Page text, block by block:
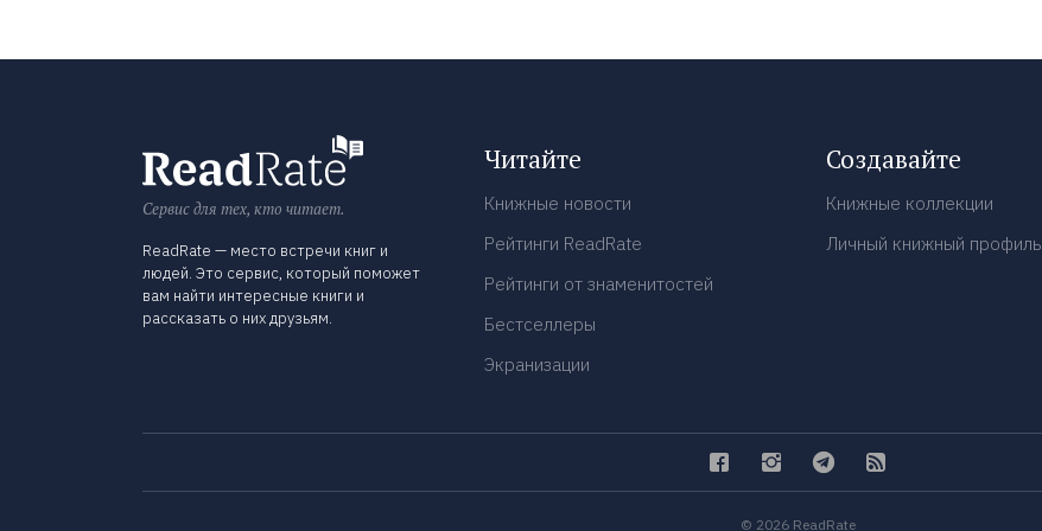
Сервис для тех, кто читает.
ReadRate — место встречи книг и
людей. Это сервис, который поможет
вам найти интересные книги и
рассказать о них друзьям.
Читайте
Книжные новости
Рейтинги ReadRate
Рейтинги от знаменитостей
Бестселлеры
Экранизации
Создавайте
Книжные коллекции
Личный книжный профиль
© 2026 ReadRate